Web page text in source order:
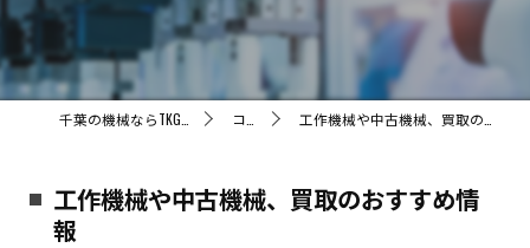
コラム 工作機械や中古機械、買取のおすすめ情報
工作機械や中古機械、買取のおすすめ情
報